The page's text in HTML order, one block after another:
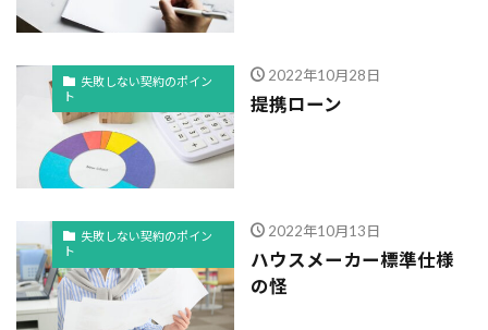
失敗しない契約のポイン
ト
2022年10月28日
提携ローン
失敗しない契約のポイン
ト
2022年10月13日
ハウスメーカー標準仕様
の怪